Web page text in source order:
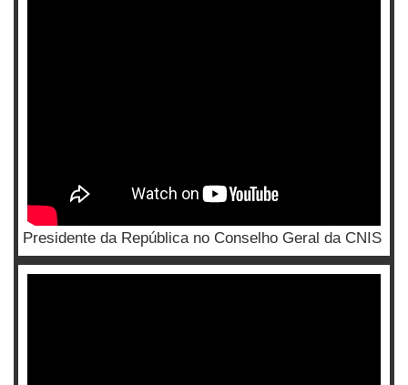
Presidente da República no Conselho Geral da CNIS